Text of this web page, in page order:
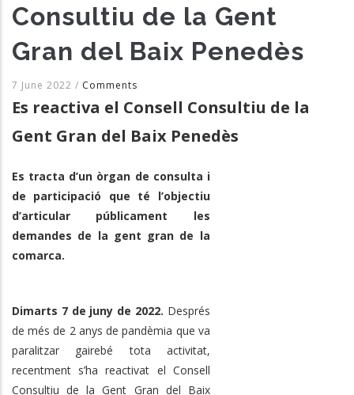
Consultiu de la Gent
Gran del Baix Penedès
7 June 2022 / Comments
Es reactiva el Consell Consultiu de la
Gent Gran del Baix Penedès
Es tracta d’un òrgan de consulta i
de participació que té l’objectiu
d’articular públicament les
demandes de la gent gran de la
comarca.
Dimarts 7 de juny de 2022. Després
de més de 2 anys de pandèmia que va
paralitzar gairebé tota activitat,
recentment s’ha reactivat el Consell
Consultiu de la Gent Gran del Baix